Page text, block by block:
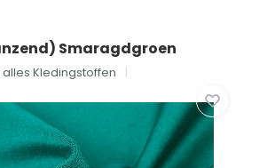
Smaragdgroen
alles Kledingstoffen